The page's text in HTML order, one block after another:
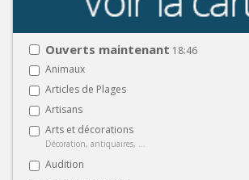
Ouverts maintenant 18:46
Animaux
Articles de Plages
Artisans
Arts et décorations
Décoration, antiquaires, ...
Audition